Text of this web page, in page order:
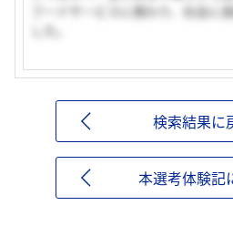
フードサービスに携わり、社会に
検索結果に
本選考体験記